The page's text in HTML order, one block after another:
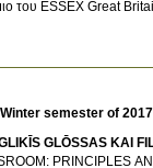
του ESSEX Great
semester of
GLŌSSAS KAI
PRINCIPLES